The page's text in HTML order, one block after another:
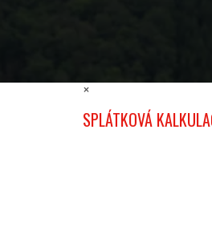
×
SPLÁTKOVÁ